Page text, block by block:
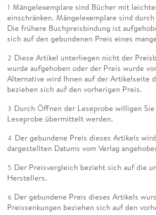
1 Mängelexemplare sind Bücher mit
einschränken. Mängelexemplare sind
Die frühere Buchpreisbindung ist
sich auf den gebundenen Preis eines
2 Diese Artikel unterliegen nicht der
wurde aufgehoben oder der Preis wurde
Alternative wird Ihnen auf der Artikelseite
beziehen sich auf den vorherigen Preis.
3 Durch Öffnen der Leseprobe willigen
Leseprobe übermittelt werden.
4 Der gebundene Preis dieses Artikels
dargestellten Datums vom Verlag
5 Der Preisvergleich bezieht sich auf die
Herstellers.
6 Der gebundene Preis dieses Artikels
Preissenkungen beziehen sich auf den